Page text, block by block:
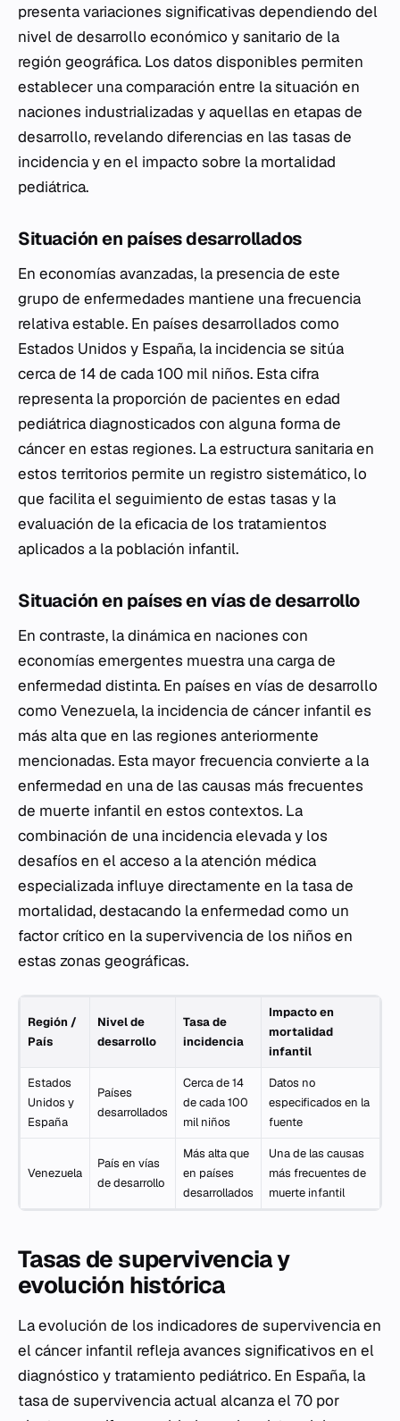
presenta variaciones significativas dependiendo del
nivel de desarrollo económico y sanitario de la
región geográfica. Los datos disponibles permiten
establecer una comparación entre la situación en
naciones industrializadas y aquellas en etapas de
desarrollo, revelando diferencias en las tasas de
incidencia y en el impacto sobre la mortalidad
pediátrica.
Situación en países desarrollados
En economías avanzadas, la presencia de este
grupo de enfermedades mantiene una frecuencia
relativa estable. En países desarrollados como
Estados Unidos y España, la incidencia se sitúa
cerca de 14 de cada 100 mil niños. Esta cifra
representa la proporción de pacientes en edad
pediátrica diagnosticados con alguna forma de
cáncer en estas regiones. La estructura sanitaria en
estos territorios permite un registro sistemático, lo
que facilita el seguimiento de estas tasas y la
evaluación de la eficacia de los tratamientos
aplicados a la población infantil.
Situación en países en vías de desarrollo
En contraste, la dinámica en naciones con
economías emergentes muestra una carga de
enfermedad distinta. En países en vías de desarrollo
como Venezuela, la incidencia de cáncer infantil es
más alta que en las regiones anteriormente
mencionadas. Esta mayor frecuencia convierte a la
enfermedad en una de las causas más frecuentes
de muerte infantil en estos contextos. La
combinación de una incidencia elevada y los
desafíos en el acceso a la atención médica
especializada influye directamente en la tasa de
mortalidad, destacando la enfermedad como un
factor crítico en la supervivencia de los niños en
estas zonas geográficas.
Región /
País
Nivel de
desarrollo
Tasa de
incidencia
Impacto en
mortalidad
infantil
Estados
Unidos y
España
Países
desarrollados
Cerca de 14
de cada 100
mil niños
Datos no
especificados en la
fuente
Venezuela
País en vías
de desarrollo
Más alta que
en países
desarrollados
Una de las causas
más frecuentes de
muerte infantil
Tasas de supervivencia y
evolución histórica
La evolución de los indicadores de supervivencia en
el cáncer infantil refleja avances significativos en el
diagnóstico y tratamiento pediátrico. En España, la
tasa de supervivencia actual alcanza el 70 por